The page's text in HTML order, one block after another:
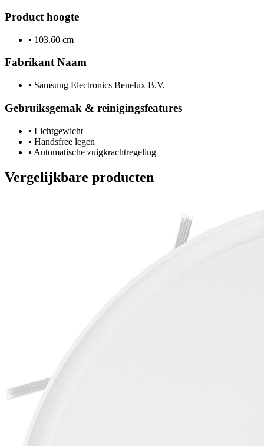
Product hoogte
• 103.60 cm
Fabrikant Naam
• Samsung Electronics Benelux B.V.
Gebruiksgemak & reinigingsfeatures
• Lichtgewicht
• Handsfree legen
• Automatische zuigkrachtregeling
Vergelijkbare producten